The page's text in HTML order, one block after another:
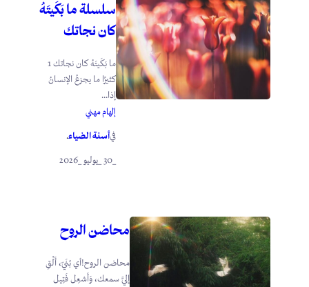
سلسلة ما بَكَيتَهُ
كان نجاتك
ما بَكَيتَهُ كان نجاتك 1
كثيرًا ما يجزعُ الإنسانُ
إذا...
إلهام مهني
فيأسنة الضياء.
محاضن الروح
محاضن الروح!أي بُنَيّ، أَلْقِ
إليَّ سمعك، وَأَشعِل فَتِيل